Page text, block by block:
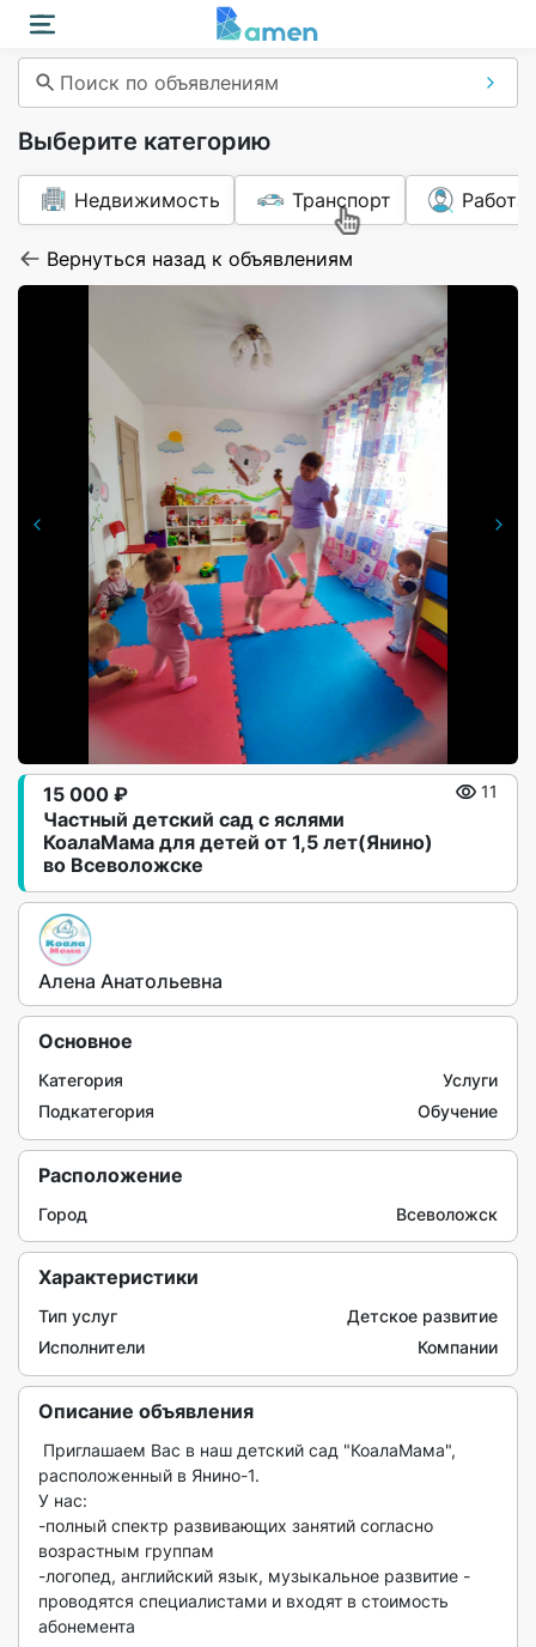
Поиск по объявлениям
Выберите категорию
Недвижимость Транспорт Работа
Вернуться назад к объявлениям
Частный детский сад с яслями
КоалаМама для детей от 1,5 лет(Янино)
во Всеволожске
15 000 ₽ 11
Алена Анатольевна
Основное
Категория
Услуги
Подкатегория
Обучение
Расположение
Город Всеволожск
Характеристики
Тип услуг
Детское развитие
Исполнители
Компании
Описание объявления
расположенный в Янино-1.
У нас:
-полный спектр развивающих занятий согласно
возрастным группам
-логопед, английский язык, музыкальное развитие -
проводятся специалистами и входят в стоимость
абонемента